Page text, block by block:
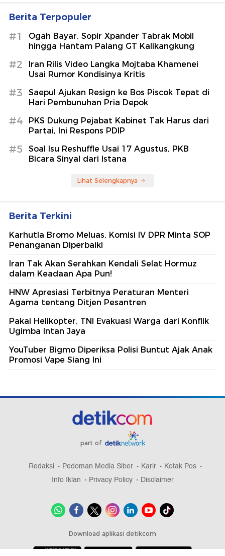
Berita Terpopuler
#1
Ogah Bayar, Sopir Xpander Tabrak Mobil
hingga Hantam Palang GT Kalikangkung
#2
Iran Rilis Video Langka Mojtaba Khamenei
Usai Rumor Kondisinya Kritis
#3
Saepul Ajukan Resign ke Bos Piscok Tepat di
Hari Pembunuhan Pria Depok
#4
PKS Dukung Pejabat Kabinet Tak Harus dari
Partai, Ini Respons PDIP
#5
Soal Isu Reshuffle Usai 17 Agustus, PKB
Bicara Sinyal dari Istana
Lihat Selengkapnya
Berita Terkini
Karhutla Bromo Meluas, Komisi IV DPR Minta SOP
Penanganan Diperbaiki
Iran Tak Akan Serahkan Kendali Selat Hormuz
dalam Keadaan Apa Pun!
HNW Apresiasi Terbitnya Peraturan Menteri
Agama tentang Ditjen Pesantren
Pakai Helikopter, TNI Evakuasi Warga dari Konflik
Ugimba Intan Jaya
YouTuber Bigmo Diperiksa Polisi Buntut Ajak Anak
Promosi Vape Siang Ini
part of
Redaksi Pedoman Media Siber Karir
Kotak Pos
Info Iklan
Privacy Policy Disclaimer
Download aplikasi detikcom